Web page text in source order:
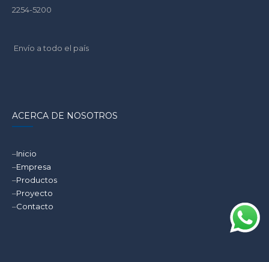
2254-5200
Envío a todo el país
ACERCA DE NOSOTROS
–Inicio
–Empresa
–Productos
–Proyecto
–Contacto